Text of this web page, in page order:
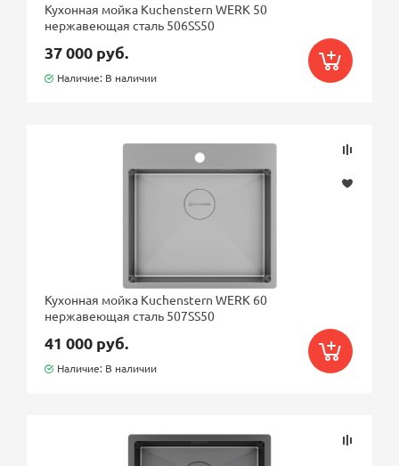
Кухонная мойка Kuchenstern WERK 50
нержавеющая сталь 506SS50
37 000 руб.
Наличие: В наличии
Кухонная мойка Kuchenstern WERK 60
нержавеющая сталь 507SS50
41 000 руб.
Наличие: В наличии